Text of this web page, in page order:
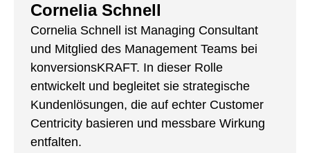
Cornelia Schnell
Cornelia Schnell ist Managing Consultant
und Mitglied des Management Teams bei
konversionsKRAFT. In dieser Rolle
entwickelt und begleitet sie strategische
Kundenlösungen, die auf echter Customer
Centricity basieren und messbare Wirkung
entfalten.